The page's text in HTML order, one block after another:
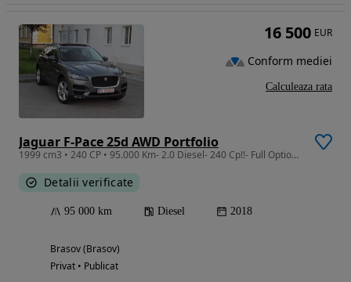
Jaguar F-Pace 25d AWD Portfolio
1999 cm3 • 240 CP • 95.000 Km- 2.0 Diesel- 240 Cp!!- Full Options DEOSEBIT
Detalii verificate
95 000 km Diesel 2018
Brasov (Brasov)
Privat • Publicat
16 500 EUR
Conform mediei
Calculeaza rata